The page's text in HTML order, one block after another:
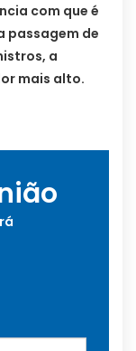
com que é
passagem de
a
mais alto.